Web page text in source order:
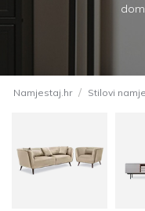
Namjestaj.hr / Stilovi